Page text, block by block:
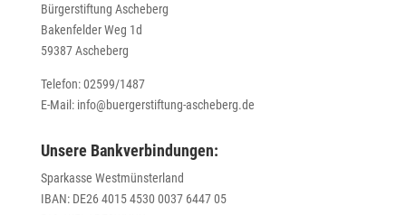
Bürgerstiftung Ascheberg
Bakenfelder Weg 1d
59387 Ascheberg
Telefon: 02599/1487
E-Mail: info@buergerstiftung-ascheberg.de
Unsere Bankverbindungen:
Sparkasse Westmünsterland
IBAN: DE26 4015 4530 0037 6447 05